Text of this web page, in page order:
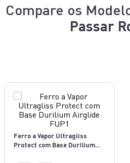
Compare os
Passar
Ferro a Vapor Ultragliss
Protect com Base Durilium